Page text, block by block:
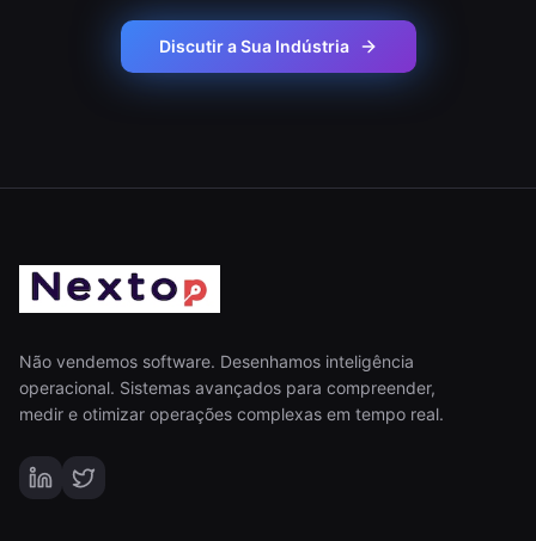
Discutir a Sua Indústria
Não vendemos software. Desenhamos inteligência
operacional. Sistemas avançados para compreender,
medir e otimizar operações complexas em tempo real.